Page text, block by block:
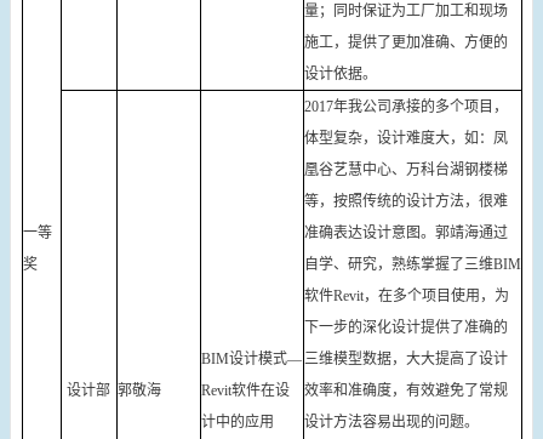
一等
奖
量；同时保证为工厂加工和现场
施工，提供了更加准确、方便的
设计依据。
设计部 郭敬海
BIM设计模式—
Revit软件在设
计中的应用
2017年我公司承接的多个项目，
体型复杂，设计难度大，如：凤
凰谷艺慧中心、万科台湖钢楼梯
等，按照传统的设计方法，很难
准确表达设计意图。郭靖海通过
自学、研究，熟练掌握了三维BIM
软件Revit，在多个项目使用，为
下一步的深化设计提供了准确的
三维模型数据，大大提高了设计
效率和准确度，有效避免了常规
设计方法容易出现的问题。